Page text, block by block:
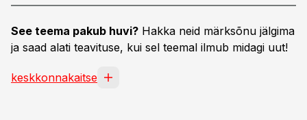
See teema pakub huvi? Hakka neid märksõnu jälgima
ja saad alati teavituse, kui sel teemal ilmub midagi uut!
keskkonnakaitse